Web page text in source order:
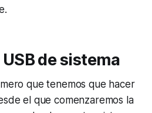
de sistema
que tenemos que hacer
el que comenzaremos la